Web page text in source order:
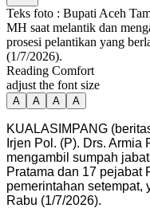
Teks foto : Bupati Aceh
MH saat melantik dan
prosesi pelantikan yang
(1/7/2026).
Reading Comfort
adjust the font size
A A A A
KUALASIMPANG
Irjen Pol. (P). Drs.
mengambil sumpah
Pratama dan 17 pejabat
pemerintahan setempat,
Rabu (1/7/2026).